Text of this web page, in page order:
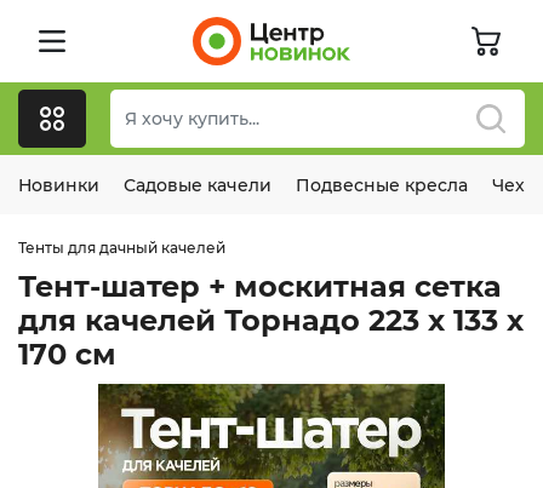
Новинки Садовые качели Подвесные кресла
Тенты для дачный качелей
Тент-шатер + москитная сетка
для качелей Торнадо 223 х 133 х
170 см